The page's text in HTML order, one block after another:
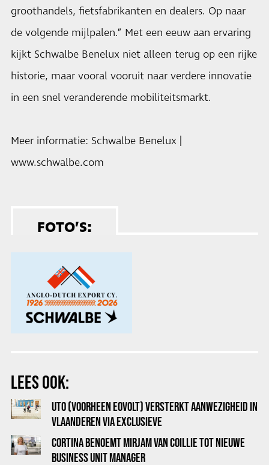
groothandels, fietsfabrikanten en dealers. Op naar
de volgende mijlpalen.” Met een eeuw aan ervaring
kijkt Schwalbe Benelux niet alleen terug op een rijke
historie, maar vooral vooruit naar verdere innovatie
in een snel veranderende mobiliteitsmarkt.
Meer informatie: Schwalbe Benelux |
www.schwalbe.com
FOTO’S:
LEES OOK:
UTO (VOORHEEN EOVOLT) VERSTERKT AANWEZIGHEID IN
VLAANDEREN VIA EXCLUSIEVE
DISTRIBUTIESAMENWERKING MET PENDLR
CORTINA BENOEMT MIRJAM VAN COILLIE TOT NIEUWE
BUSINESS UNIT MANAGER